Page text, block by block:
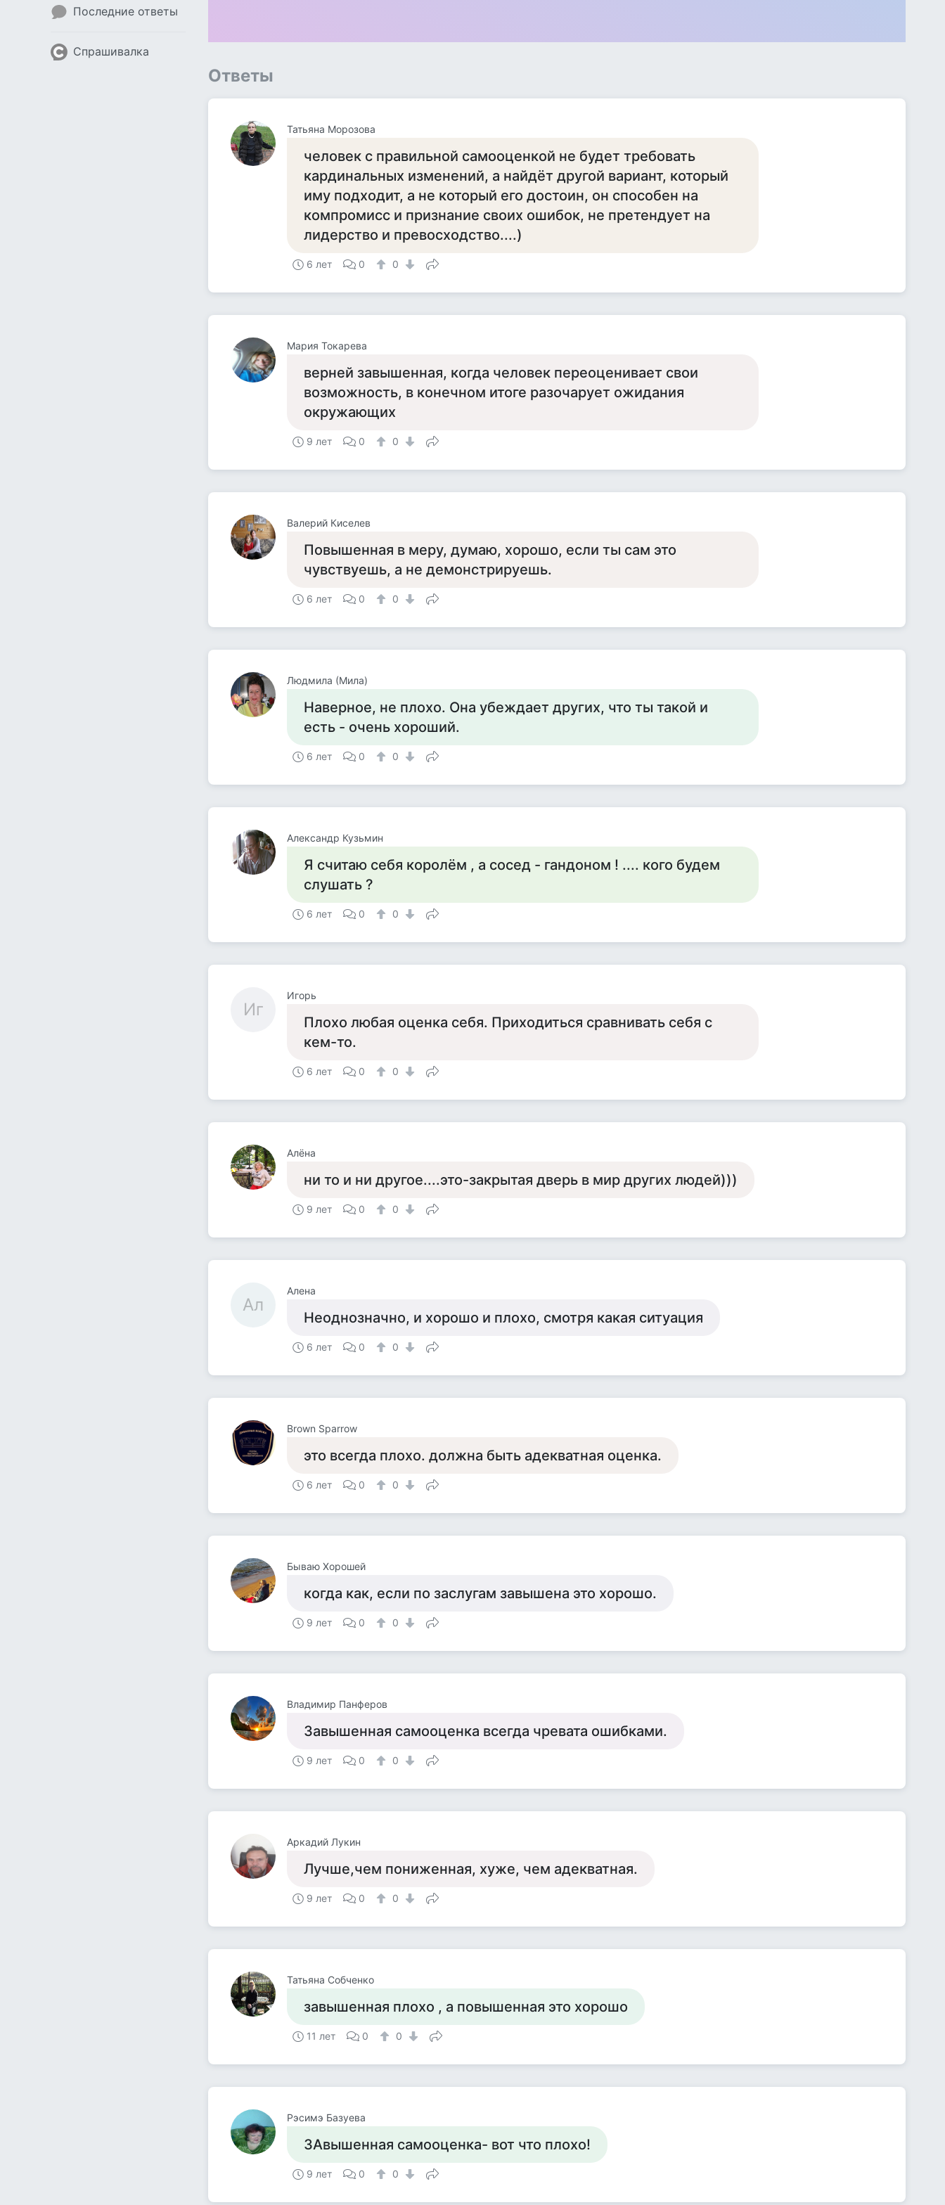
Последние ответы
Спрашивалка
Ответы
Татьяна Морозова
человек с правильной самооценкой не будет требовать
кардинальных изменений, а найдёт другой вариант, который
иму подходит, а не который его достоин, он способен на
компромисс и признание своих ошибок, не претендует на
лидерство и превосходство....)
6 лет 0 0
Мария Токарева
верней завышенная, когда человек переоценивает свои
возможность, в конечном итоге разочарует ожидания
окружающих
9 лет 0 0
Валерий Киселев
Повышенная в меру, думаю, хорошо, если ты сам это
чувствуешь, а не демонстрируешь.
6 лет 0 0
Людмила (Мила)
Наверное, не плохо. Она убеждает других, что ты такой и
есть - очень хороший.
6 лет 0 0
Aлександр Кузьмин
Я считаю себя королём , а сосед - гандоном ! .... кого будем
слушать ?
6 лет 0 0
Иг
Игорь
Плохо любая оценка себя. Приходиться сравнивать себя с
кем-то.
6 лет 0 0
Алёна
ни то и ни другое....это-закрытая дверь в мир других людей)))
9 лет 0 0
Ал
Алена
Неоднозначно, и хорошо и плохо, смотря какая ситуация
6 лет 0 0
Brown Sparrow
это всегда плохо. должна быть адекватная оценка.
6 лет 0 0
Бываю Хорошей
когда как, если по заслугам завышена это хорошо.
9 лет 0 0
Владимир Панферов
Завышенная самооценка всегда чревата ошибками.
9 лет 0 0
Аркадий Лукин
Лучше,чем пониженная, хуже, чем адекватная.
9 лет 0 0
Татьяна Собченко
завышенная плохо , а повышенная это хорошо
11 лет 0 0
Рэсимэ Базуева
ЗАвышенная самооценка- вот что плохо!
9 лет 0 0